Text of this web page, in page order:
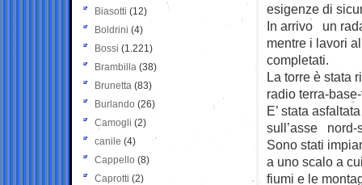
esigenze di
In arrivo un
mentre i lavori
completati.
La torre è stata
radio terra-
E’ stata
sull’asse nord-
Sono stati
a uno scalo a
fiumi e le
Biasotti (12)
Boldrini (4)
Bossi (1.221)
Brambilla (38)
Brunetta (83)
Burlando (26)
Camogli (2)
canile (4)
Cappello (8)
Caprotti (2)